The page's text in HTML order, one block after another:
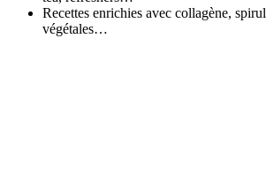
Recettes enrichies avec collagène,
végétales…